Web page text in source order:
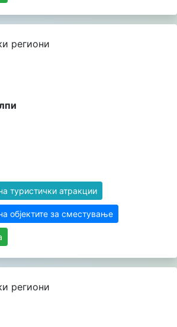
региони
туристички атракции
објектите за сместување
региони